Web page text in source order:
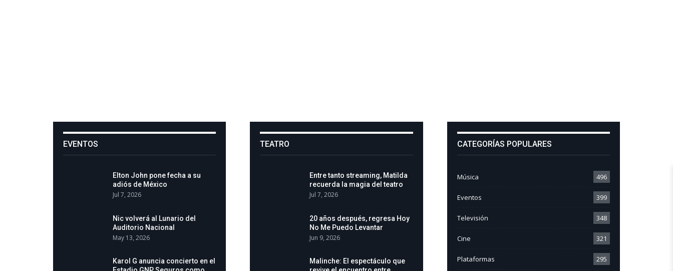
EVENTOS
Elton John pone fecha a su
adiós de México
Jul 7, 2026
Nic volverá al Lunario del
Auditorio Nacional
May 13, 2026
Karol G anuncia concierto en el
TEATRO
Entre tanto streaming, Matilda
recuerda la magia del teatro
Jul 7, 2026
20 años después, regresa Hoy
No Me Puedo Levantar
Jun 9, 2026
Malinche: El espectáculo que
CATEGORÍAS POPULARES
Música 496
Eventos 399
Televisión 348
Cine 321
Plataformas 295